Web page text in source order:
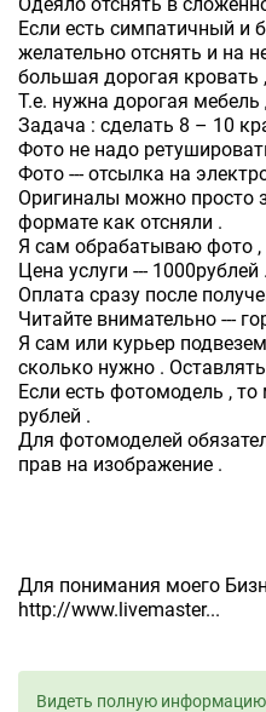
Если есть симпатичный и
желательно отснять и на
большая дорогая кровать
Т.е. нужна дорогая
Задача : сделать 8 – 10
Фото не надо
Фото --- отсылка на
Оригиналы можно просто
формате как отсняли .
Я сам обрабатываю фото
Цена услуги --- 1000рублей .
Оплата сразу после
Читайте внимательно ---
Я сам или курьер
сколько нужно .
Если есть фотомодель ,
рублей .
Для фотомоделей
прав на изображение .
Для понимания моего
http://www.livemaster...
Видеть полную информацию